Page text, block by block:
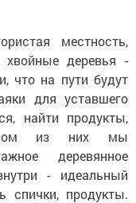
местность,
деревья -
что на пути будут
для уставшего
найти продукты,
из них мы
деревянное
- идеальный
спички, продукты.